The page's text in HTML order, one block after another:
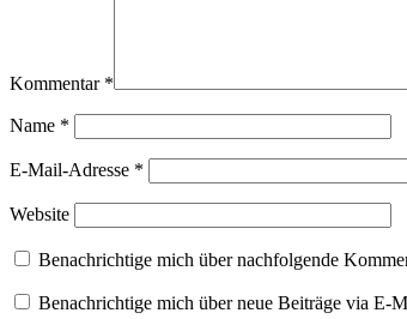
Kommentar *
Name *
E-Mail-Adresse *
Website
Benachrichtige mich über nachfolgende
Benachrichtige mich über neue Beiträge via E-